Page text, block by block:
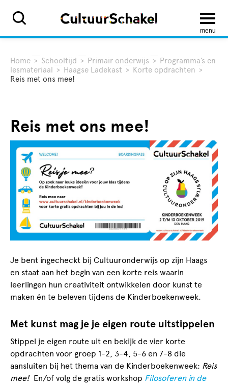
menu
Home > Schooltijd > Primair onderwijs > Programma’s en
lesmateriaal > Haagse Ladekast > Korte opdrachten >
Reis met ons mee!
Reis met ons mee!
Je bent ingecheckt bij Cultuuronderwijs op zijn Haags
en staat aan het begin van een korte reis waarin
leerlingen hun creativiteit ontwikkelen door kunst te
maken én te beleven tijdens de Kinderboekenweek.
Met kunst mag je je eigen route uitstippelen
Stippel je eigen route uit en bekijk de vier korte
opdrachten voor groep 1-2, 3-4, 5-6 en 7-8 die
aansluiten bij het thema van de Kinderboekenweek: Reis
mee!En/of volg de gratis workshop Filosoferen in de